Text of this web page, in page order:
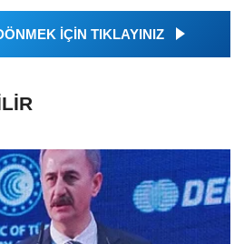
İÇİN TIKLAYINIZ